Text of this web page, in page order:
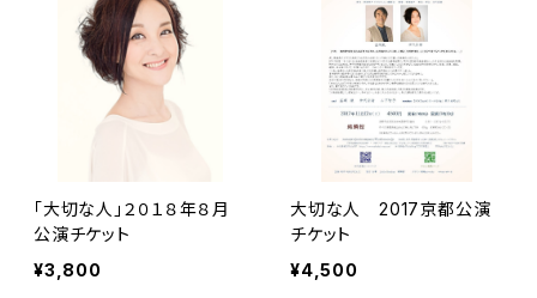
「大切な人」２０１８年８月
公演チケット
¥3,800
大切な人 2017京都公演
チケット
¥4,500